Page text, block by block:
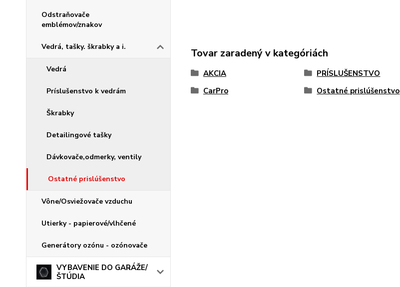
Odstraňovače
emblémov/znakov
Vedrá, tašky. škrabky a i.
Vedrá
Príslušenstvo k vedrám
Škrabky
Detailingové tašky
Dávkovače,odmerky, ventily
Ostatné prislúšenstvo
Vône/Osviežovače vzduchu
Utierky - papierové/vlhčené
Generátory ozónu - ozónovače
VYBAVENIE DO GARÁŽE/
ŠTÚDIA
Tovar zaradený v kategóriách
AKCIA PRÍSLUŠENSTVO
CarPro
Ostatné prislúšenstvo